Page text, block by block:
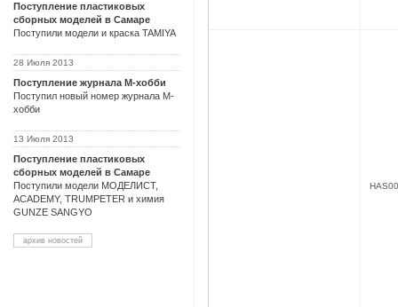
Поступление пластиковых
сборных моделей в Самаре
Поступили модели и краска TAMIYA
28 Июля 2013
Поступление журнала М-хобби
Поступил новый номер журнала М-
хобби
13 Июля 2013
Поступление пластиковых
сборных моделей в Самаре
Поступили модели МОДЕЛИСТ,
ACADEMY, TRUMPETER и химия
GUNZE SANGYO
архив новостей